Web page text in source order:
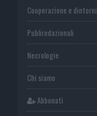
Cooperazione e dintorni
Publiredazionali
Necrologie
Chi siamo
Abbonati